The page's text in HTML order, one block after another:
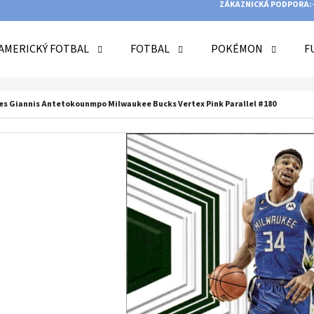
ZÁKAZNICKÁ PODPORA:
FOTBAL FOTBAL POKÉMON
Giannis Antetokounmpo Milwaukee Bucks Vertex Pink Parallel #180
DOPORUČUJEME